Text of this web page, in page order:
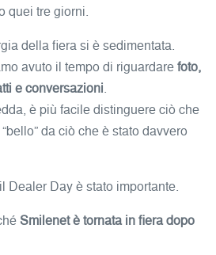
quei tre giorni.
della fiera si è sedimentata.
avuto il tempo di riguardarefoto,
e conversazioni.
è più facile distinguere ciò che
da ciò che è stato davvero
Dealer Day è stato importante.
Smilenet è tornata in fiera dopo